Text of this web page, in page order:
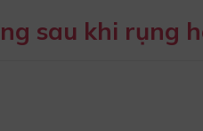
sau khi rụng